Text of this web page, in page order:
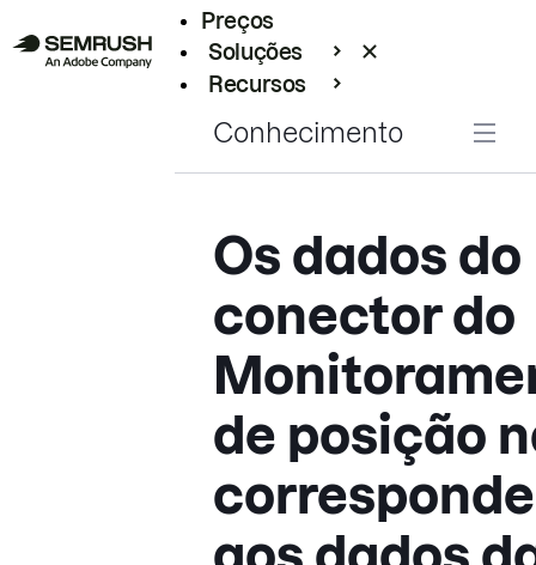
Preços
Soluções
Recursos
Conhecimento
Os dados do
conector do
de posição